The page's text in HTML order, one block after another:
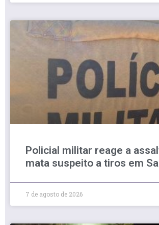
Policial militar reage a
mata suspeito a tiros em
7 de agosto de 2026